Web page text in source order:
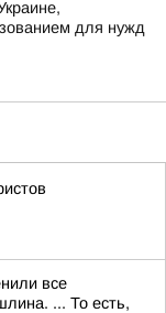
для нужд
все
... То есть,